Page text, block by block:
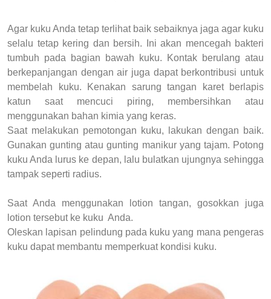
Agar kuku Anda tetap terlihat baik sebaiknya jaga agar kuku
selalu tetap kering dan bersih. Ini akan mencegah bakteri
tumbuh pada bagian bawah kuku. Kontak berulang atau
berkepanjangan dengan air juga dapat berkontribusi untuk
membelah kuku. Kenakan sarung tangan karet berlapis
katun saat mencuci piring, membersihkan atau
menggunakan bahan kimia yang keras.
Saat melakukan pemotongan kuku, lakukan dengan baik.
Gunakan gunting atau gunting manikur yang tajam. Potong
kuku Anda lurus ke depan, lalu bulatkan ujungnya sehingga
tampak seperti radius.
Saat Anda menggunakan lotion tangan, gosokkan juga
lotion tersebut ke kuku Anda.
Oleskan lapisan pelindung pada kuku yang mana pengeras
kuku dapat membantu memperkuat kondisi kuku.